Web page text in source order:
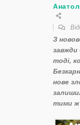
З
завжди
тоді,
нове
тими ж